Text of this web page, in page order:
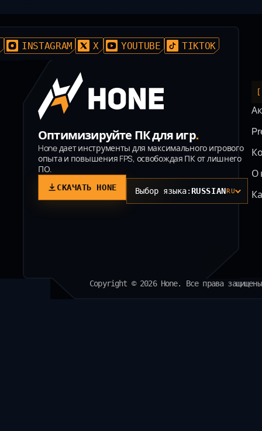
INSTAGRAM X YOUTUBE TIKTOK
Оптимизируйте ПК для игр.
Hone дает инструменты для максимального игрового
опыта и повышения FPS, освобождая ПК от лишнего
ПО.
СКАЧАТЬ HONE Выбор языка: RUSSIANRU
О
Copyright © 2026 Hone. Все права